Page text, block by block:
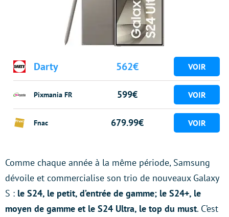
Darty 562€
Pixmania FR 599€
Fnac 679.99€
Comme chaque année à la même période, Samsung
dévoile et commercialise son trio de nouveaux Galaxy
S : le S24, le petit, d’entrée de gamme; le S24+, le
moyen de gamme et le S24 Ultra, le top du must. C’est